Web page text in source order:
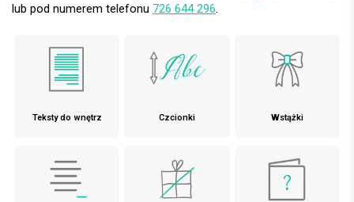
lub pod numerem telefonu 726 644 296.
Teksty do wnętrz Czcionki Wstążki